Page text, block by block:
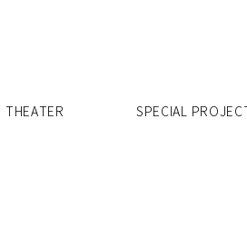
THEATER SPECIAL PROJECT